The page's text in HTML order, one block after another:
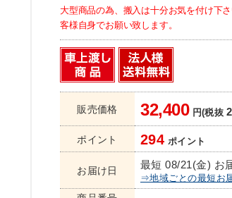
大型商品の為、搬入は十分お気を付け下
客様自身でお願い致します。
販売価格 32,400円(税抜
ポイント 294 ポイント
お届け日 最短 08/21(金) お
⇒地域ごとの最短お